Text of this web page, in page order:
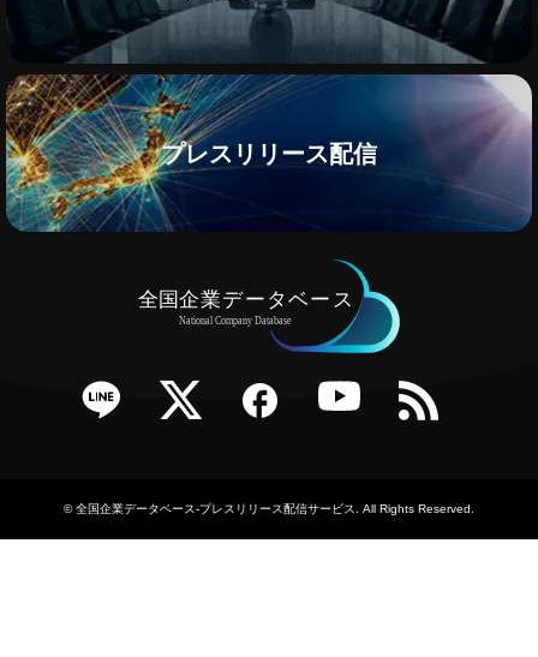
プレスリリース配信
Twitter Facebook YouTube RSS
©全国企業データベース-プレスリリース配信サービス . All Rights Reserved.